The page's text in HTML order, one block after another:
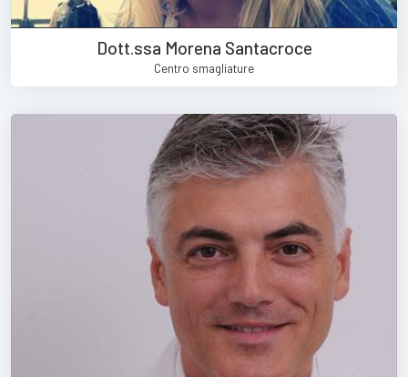
Dott.ssa Morena Santacroce
Centro smagliature